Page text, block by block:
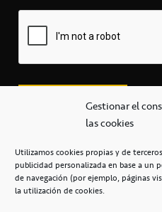
Gestionar el
las cookies
Utilizamos cookies propias y de
publicidad personalizada en base a
de navegación (por ejemplo, páginas
la utilización de cookies.+34 922 253 684